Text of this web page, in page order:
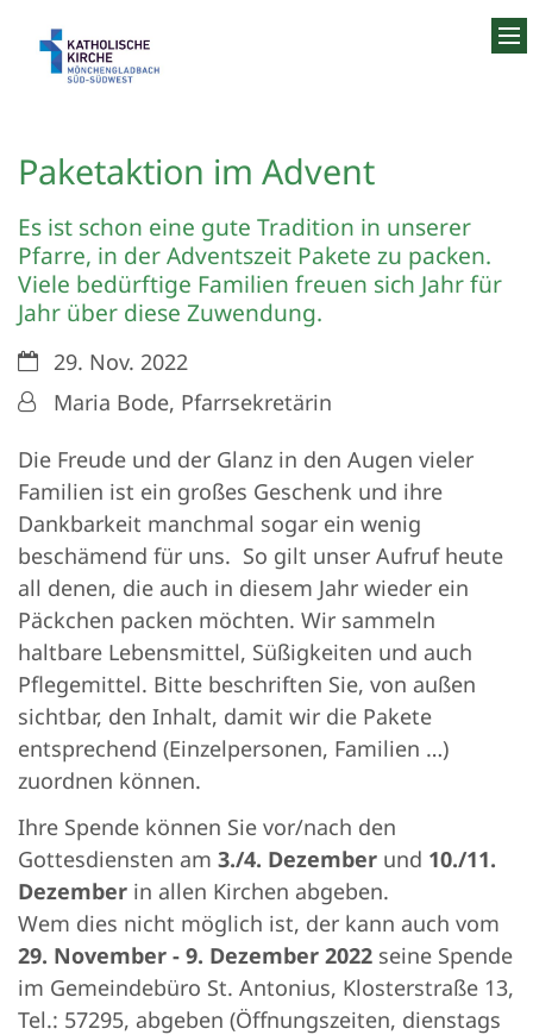
Paketaktion im Advent
Es ist schon eine gute Tradition in unserer
Pfarre, in der Adventszeit Pakete zu packen.
Viele bedürftige Familien freuen sich Jahr für
Jahr über diese Zuwendung.
Datum:29. Nov. 2022
Von:Maria Bode, Pfarrsekretärin
Die Freude und der Glanz in den Augen vieler
Familien ist ein großes Geschenk und ihre
Dankbarkeit manchmal sogar ein wenig
beschämend für uns. So gilt unser Aufruf heute
all denen, die auch in diesem Jahr wieder ein
Päckchen packen möchten. Wir sammeln
haltbare Lebensmittel, Süßigkeiten und auch
Pflegemittel. Bitte beschriften Sie, von außen
sichtbar, den Inhalt, damit wir die Pakete
entsprechend (Einzelpersonen, Familien …)
zuordnen können.
Ihre Spende können Sie vor/nach den
Gottesdiensten am 3./4. Dezember und 10./11.
Dezember in allen Kirchen abgeben.
Wem dies nicht möglich ist, der kann auch vom
29. November - 9. Dezember 2022 seine Spende
im Gemeindebüro St. Antonius, Klosterstraße 13,
Tel.: 57295, abgeben (Öffnungszeiten, dienstags